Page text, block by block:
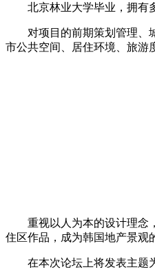
北京林业大学毕业，拥有多
对项目的前期策划管理、城
市公共空间、居住环境、旅游
重视以人为本的设计理念，
住区作品，成为韩国地产景观
在本次论坛上将发表主题